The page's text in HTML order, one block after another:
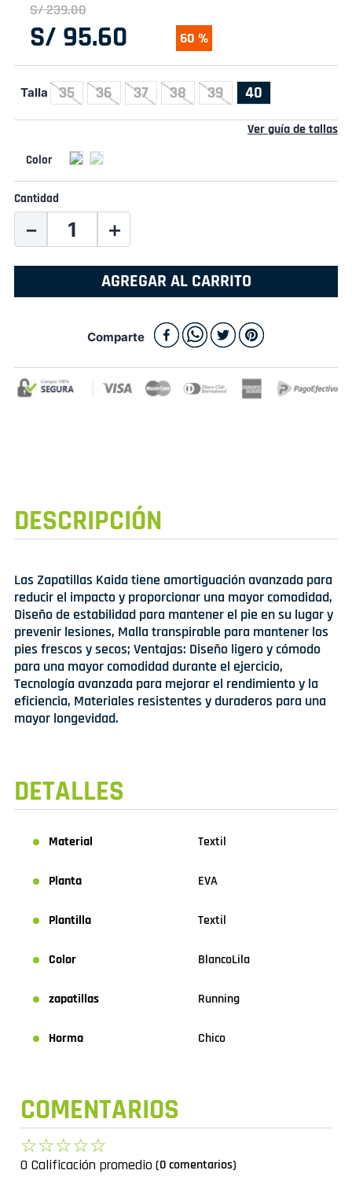
S/239.00
S/ 95.60 60 %
Talla 35 36 37 38 39 40
Ver guía de tallas
Cantidad
＋
－
AGREGAR AL CARRITO
Comparte
DESCRIPCIÓN
Las Zapatillas Kaida tiene amortiguación avanzada para
reducir el impacto y proporcionar una mayor comodidad,
Diseño de estabilidad para mantener el pie en su lugar y
prevenir lesiones, Malla transpirable para mantener los
pies frescos y secos; Ventajas: Diseño ligero y cómodo
para una mayor comodidad durante el ejercicio,
Tecnología avanzada para mejorar el rendimiento y la
eficiencia, Materiales resistentes y duraderos para una
mayor longevidad.
DETALLES
Material Textil
Planta EVA
Plantilla Textil
Color BlancoLila
zapatillas Running
Horma Chico
COMENTARIOS
☆☆☆☆☆
0 Calificación promedio (0 comentarios)